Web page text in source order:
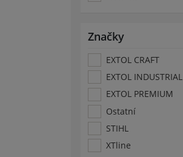
Značky
EXTOL CRAFT
EXTOL INDUSTRIAL
EXTOL PREMIUM
Ostatní
STIHL
XTline